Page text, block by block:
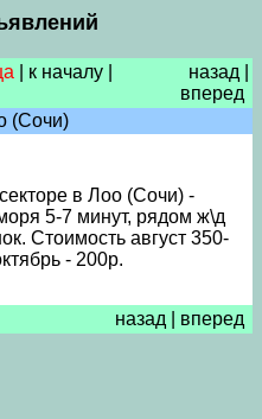
к началу назад
вперед
(Сочи)
в Лоо (Сочи) -
5-7 минут, рядом ж\д
Стоимость август 350-
- 200р.
назад вперед